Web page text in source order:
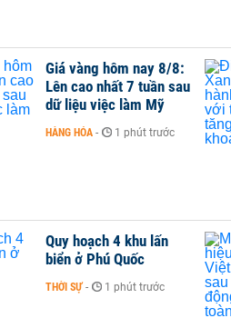
Giá vàng hôm nay 8/8:
Lên cao nhất 7 tuần sau
dữ liệu việc làm Mỹ
HÀNG HÓA - 1 phút trước
Quy hoạch 4 khu lấn
biển ở Phú Quốc
THỜI SỰ - 1 phút trước